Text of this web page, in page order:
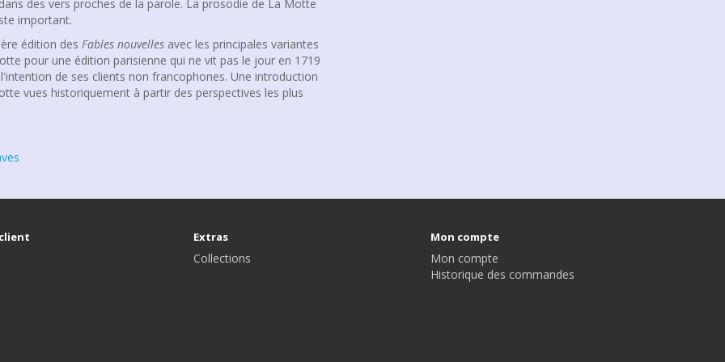
des vers proches de la parole. La prosodie de La Motte
important.
édition des Fables nouvelles avec les principales variantes
pour une édition parisienne qui ne vit pas le jour en 1719
de ses clients non francophones. Une introduction
vues historiquement à partir des perspectives les plus
Extras
Collections
Mon compte
Mon compte
Historique des commandes